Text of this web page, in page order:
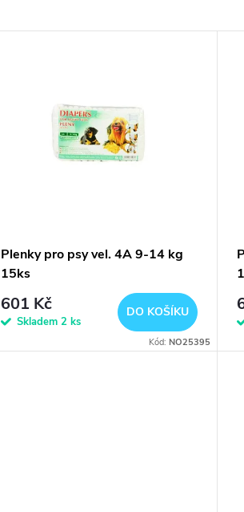
Plenky pro psy vel. 4A 9-14 kg
15ks
601 Kč
Skladem2 ks
DO KOŠÍKU
Kód: NO25395